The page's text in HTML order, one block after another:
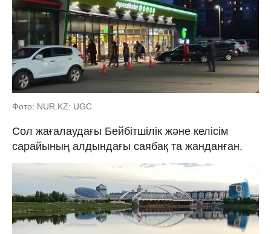
Фото: NUR.KZ: UGC
Сол жағалаудағы Бейбітшілік және келісім
сарайының алдындағы саябақ та жанданған.